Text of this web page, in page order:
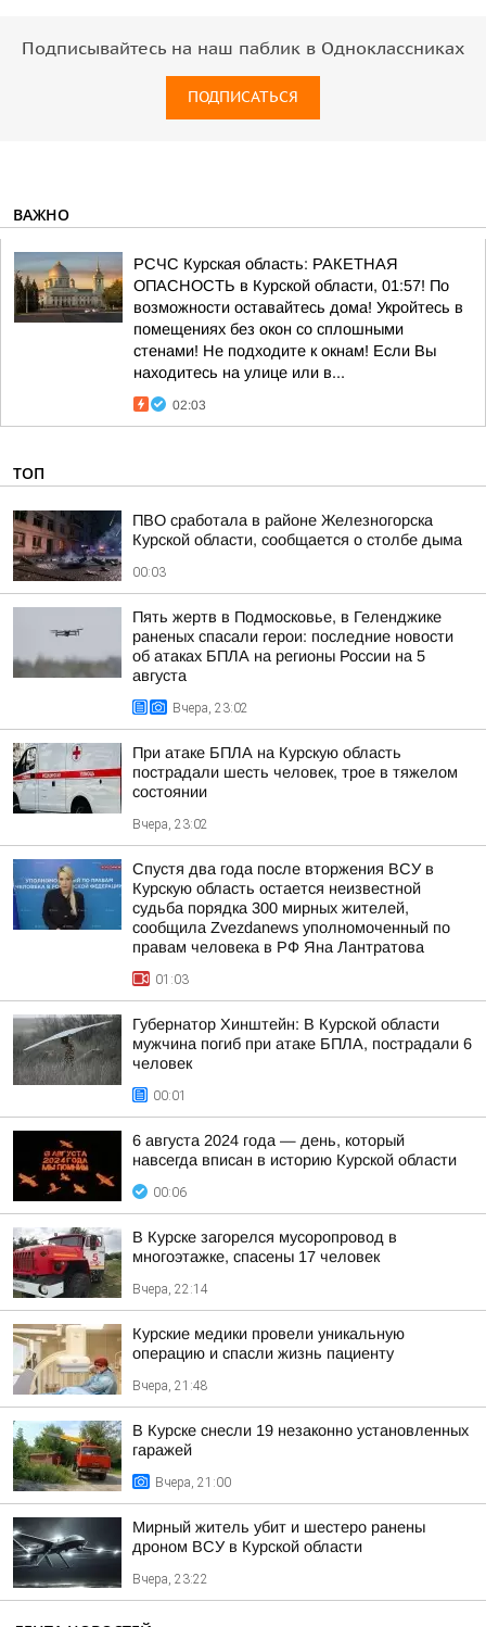
Подписывайтесь на наш паблик в Одноклассниках
ПОДПИСАТЬСЯ
ВАЖНО
РСЧС Курская область: РАКЕТНАЯ
ОПАСНОСТЬ в Курской области, 01:57! По
возможности оставайтесь дома! Укройтесь в
помещениях без окон со сплошными
стенами! Не подходите к окнам! Если Вы
находитесь на улице или в...
02:03
ТОП
ПВО сработала в районе Железногорска
Курской области, сообщается о столбе дыма
00:03
Пять жертв в Подмосковье, в Геленджике
раненых спасали герои: последние новости
об атаках БПЛА на регионы России на 5
августа
Вчера, 23:02
При атаке БПЛА на Курскую область
пострадали шесть человек, трое в тяжелом
состоянии
Вчера, 23:02
Спустя два года после вторжения ВСУ в
Курскую область остается неизвестной
судьба порядка 300 мирных жителей,
сообщила Zvezdanews уполномоченный по
правам человека в РФ Яна Лантратова
01:03
Губернатор Хинштейн: В Курской области
мужчина погиб при атаке БПЛА, пострадали 6
человек
00:01
6 августа 2024 года — день, который
навсегда вписан в историю Курской области
00:06
В Курске загорелся мусоропровод в
многоэтажке, спасены 17 человек
Вчера, 22:14
Курские медики провели уникальную
операцию и спасли жизнь пациенту
Вчера, 21:48
В Курске снесли 19 незаконно установленных
гаражей
Вчера, 21:00
Мирный житель убит и шестеро ранены
дроном ВСУ в Курской области
Вчера, 23:22